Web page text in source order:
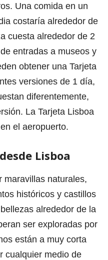
Una comida en un
costaría alrededor de
cuesta alrededor de 2
entradas a museos y
obtener una Tarjeta
versiones de 1 día,
diferentemente,
La Tarjeta Lisboa
el aeropuerto.
Lisboa
maravillas naturales,
históricos y castillos
alrededor de la
ser exploradas por
están a muy corta
cualquier medio de